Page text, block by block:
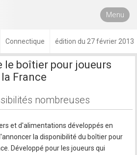
Menu
Connectique édition du 27 février 2013
le boîtier pour joueurs
France
nombreuses
et d'alimentations développés en
la disponibilité du boîtier pour
Développé pour les joueurs qui